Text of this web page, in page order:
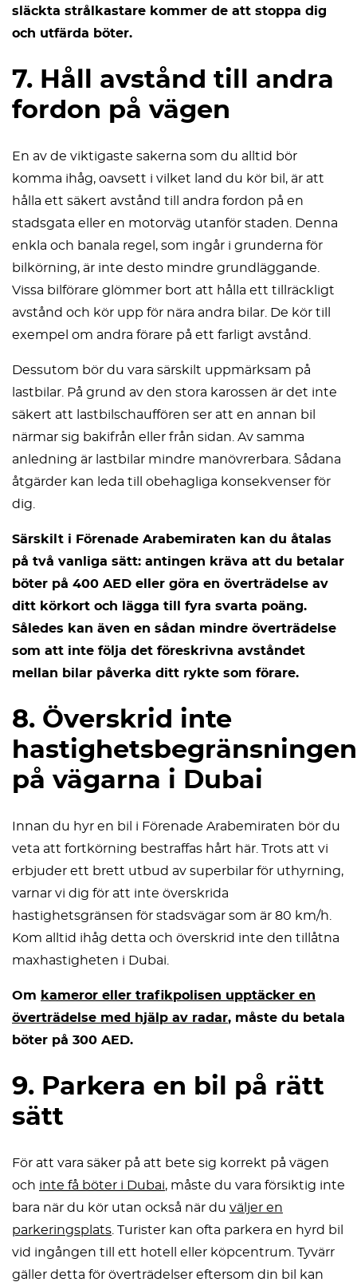
släckta strålkastare kommer de att stoppa dig
och utfärda böter.
7. Håll avstånd till andra
fordon på vägen
En av de viktigaste sakerna som du alltid bör
komma ihåg, oavsett i vilket land du kör bil, är att
hålla ett säkert avstånd till andra fordon på en
stadsgata eller en motorväg utanför staden. Denna
enkla och banala regel, som ingår i grunderna för
bilkörning, är inte desto mindre grundläggande.
Vissa bilförare glömmer bort att hålla ett tillräckligt
avstånd och kör upp för nära andra bilar. De kör till
exempel om andra förare på ett farligt avstånd.
Dessutom bör du vara särskilt uppmärksam på
lastbilar. På grund av den stora karossen är det inte
säkert att lastbilschauffören ser att en annan bil
närmar sig bakifrån eller från sidan. Av samma
anledning är lastbilar mindre manövrerbara. Sådana
åtgärder kan leda till obehagliga konsekvenser för
dig.
Särskilt i Förenade Arabemiraten kan du åtalas
på två vanliga sätt: antingen kräva att du betalar
böter på 400 AED eller göra en överträdelse av
ditt körkort och lägga till fyra svarta poäng.
Således kan även en sådan mindre överträdelse
som att inte följa det föreskrivna avståndet
mellan bilar påverka ditt rykte som förare.
8. Överskrid inte
hastighetsbegränsningen
på vägarna i Dubai
Innan du hyr en bil i Förenade Arabemiraten bör du
veta att fortkörning bestraffas hårt här. Trots att vi
erbjuder ett brett utbud av superbilar för uthyrning,
varnar vi dig för att inte överskrida
hastighetsgränsen för stadsvägar som är 80 km/h.
Kom alltid ihåg detta och överskrid inte den tillåtna
maxhastigheten i Dubai.
Om kameror eller trafikpolisen upptäcker en
överträdelse med hjälp av radar, måste du betala
böter på 300 AED.
9. Parkera en bil på rätt
sätt
För att vara säker på att bete sig korrekt på vägen
och inte få böter i Dubai, måste du vara försiktig inte
bara när du kör utan också när du väljer en
parkeringsplats . Turister kan ofta parkera en hyrd bil
vid ingången till ett hotell eller köpcentrum. Tyvärr
gäller detta för överträdelser eftersom din bil kan